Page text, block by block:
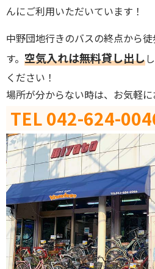
んにご利用いただいています！
中野団地行きのバスの終点から
す。 空気入れは無料貸し出し
ください！
場所が分からない時は、お気軽に
TEL 042-624-